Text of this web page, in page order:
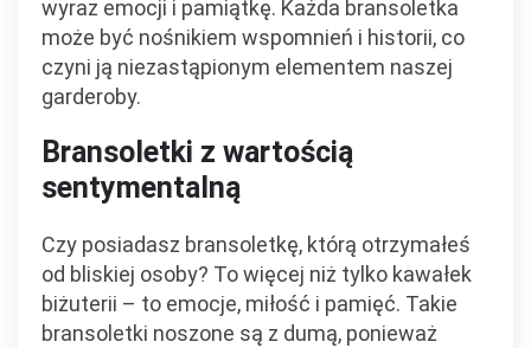
wyraz emocji i pamiątkę. Każda bransoletka
może być nośnikiem wspomnień i historii, co
czyni ją niezastąpionym elementem naszej
garderoby.
Bransoletki z wartością
sentymentalną
Czy posiadasz bransoletkę, którą otrzymałeś
od bliskiej osoby? To więcej niż tylko kawałek
biżuterii – to emocje, miłość i pamięć. Takie
bransoletki noszone są z dumą, ponieważ